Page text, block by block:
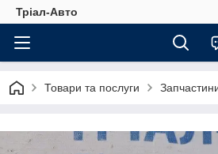
Тріал-Авто
Товари та послуги